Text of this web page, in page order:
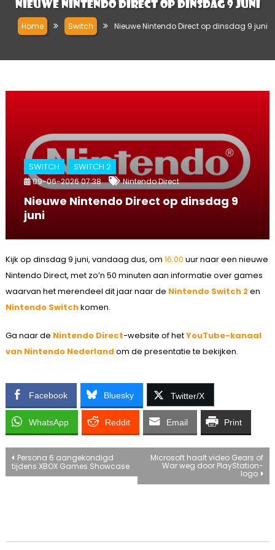
Nieuwe Nintendo Direct op dinsdag 9 juni
Home Switch Nieuwe Nintendo Direct op dinsdag 9 juni
SWITCH SWITCH 2
09-06-2026 07:38 Nintendo Direct
Nieuwe Nintendo Direct op dinsdag 9
juni
Kijk op dinsdag 9 juni, vandaag dus, om 16:00 uur naar een nieuwe
Nintendo Direct, met zo’n 50 minuten aan informatie over games
waarvan het merendeel dit jaar naar de Nintendo Switch 2en
Nintendo Switchkomen.
Ga naar de Nintendo Direct-website of hetYouTube-kanaal
van Nintendo Nederland om de presentatie te bekijken.
Facebook Bluesky Twitter/X
WhatsApp Reddit Email Print
Bericht
Persona 6 aangekondigd
tijdens XBOX Games Showcase
Microsoft haalt video Gears of
War weg door PlayStation-
logo